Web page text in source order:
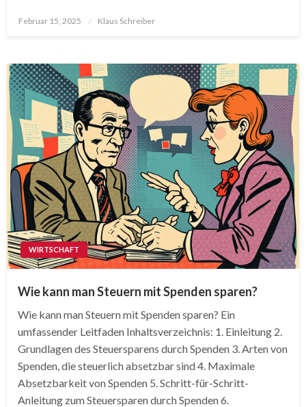
Posted
Februar 15, 2025 Klaus Schreiber
WIRTSCHAFT
Wie kann man Steuern mit Spenden sparen?
Wie kann man Steuern mit Spenden sparen? Ein
umfassender Leitfaden Inhaltsverzeichnis: 1. Einleitung 2.
Grundlagen des Steuersparens durch Spenden 3. Arten von
Spenden, die steuerlich absetzbar sind 4. Maximale
Absetzbarkeit von Spenden 5. Schritt-für-Schritt-
Anleitung zum Steuersparen durch Spenden 6.